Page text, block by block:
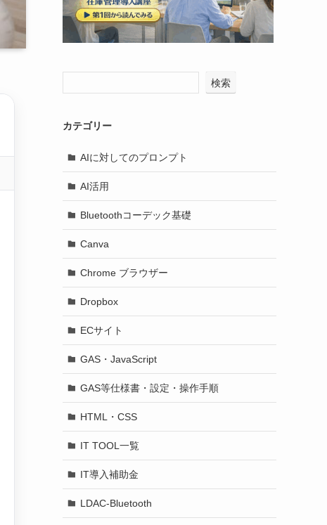
検索
カテゴリー
AIに対してのプロンプト
AI活用
Bluetoothコーデック基礎
Canva
Chrome ブラウザー
Dropbox
ECサイト
GAS・JavaScript
GAS等仕様書・設定・操作手順
HTML・CSS
IT TOOL一覧
IT導入補助金
LDAC-Bluetooth